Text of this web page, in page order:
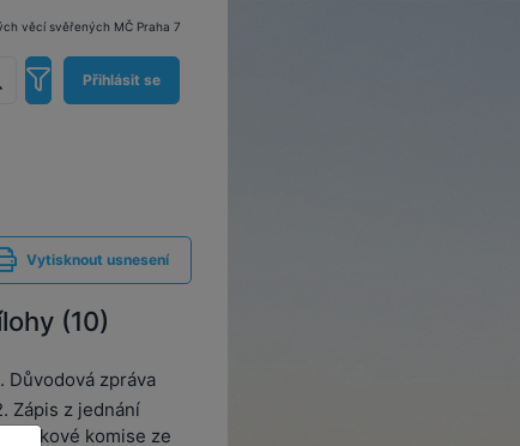
věcí svěřených MČ Praha 7
Přihlásit se
Vytisknout usnesení
(10)
Důvodová zpráva
Zápis z jednání
Majetkové komise ze